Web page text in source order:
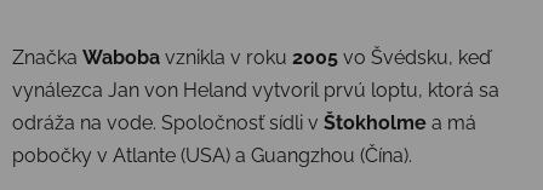
Značka Waboba vznikla v roku 2005 vo Švédsku, keď
vynálezca Jan von Heland vytvoril prvú loptu, ktorá sa
odráža na vode. Spoločnosť sídli v Štokholme a má
pobočky v Atlante (USA) a Guangzhou (Čína).